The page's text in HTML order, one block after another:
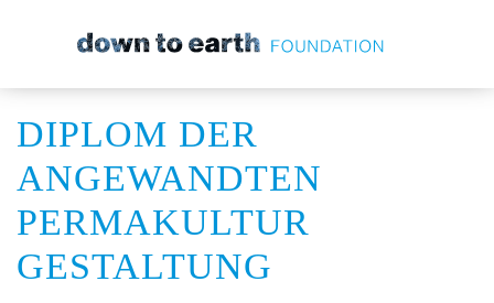
Zum Hauptinhalt springen
DIPLOM DER
ANGEWANDTEN
PERMAKULTUR
GESTALTUNG